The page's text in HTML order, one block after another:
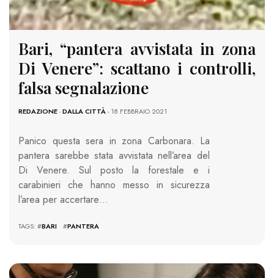
Bari, “pantera avvistata in zona
Di Venere”: scattano i controlli,
falsa segnalazione
REDAZIONE-DALLA CITTÀ- 18 FEBBRAIO 2021
Panico questa sera in zona Carbonara. La
pantera sarebbe stata avvistata nell’area del
Di Venere. Sul posto la forestale e i
carabinieri che hanno messo in sicurezza
l’area per accertare…
TAGS: #BARI #PANTERA